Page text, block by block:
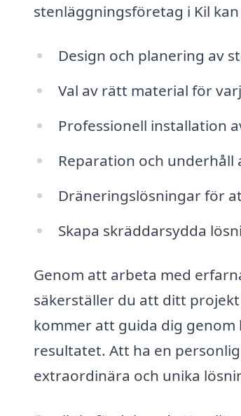
stenläggningsföretag i Kil
Design och planering av
Val av rätt material för
Professionell installation
Reparation och
Dräneringslösningar för
Skapa skräddarsydda
Genom att arbeta med
säkerställer du att ditt
kommer att guida dig
resultatet. Att ha en
extraordinära och unika